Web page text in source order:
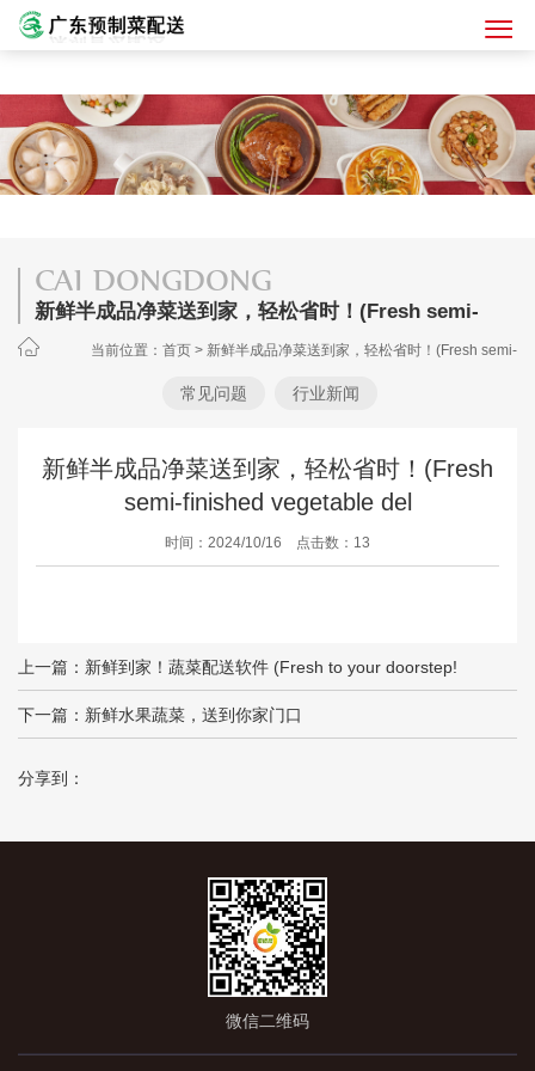
CAI DONGDONG
新鲜半成品净菜送到家，轻松省时！(Fresh semi-
当前位置： 首页 > 新鲜半成品净菜送到家，轻松省时！(Fresh semi-
常见问题 行业新闻
新鲜半成品净菜送到家，轻松省时！(Fresh
semi-finished vegetable del
时间：2024/10/16 点击数：13
上一篇： 新鲜到家！蔬菜配送软件 (Fresh to your doorstep!
Vegetable del
下一篇： 新鲜水果蔬菜，送到你家门口
分享到：
微信二维码